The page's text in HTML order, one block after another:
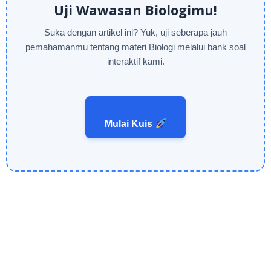
Uji Wawasan Biologimu!
Suka dengan artikel ini? Yuk, uji seberapa jauh
pemahamanmu tentang materi Biologi melalui bank soal
interaktif kami.
Mulai Kuis